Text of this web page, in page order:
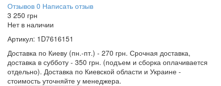
Отзывов 0 Написать отзыв
3 250 грн
Нет в наличии
Артикул: 1D7616151
Доставка по Киеву (пн.-пт.) - 270 грн. Срочная доставка,
доставка в субботу - 350 грн. (подъем и сборка оплачивается
отдельно). Доставка по Киевской области и Украине -
стоимость уточняйте у менеджера.